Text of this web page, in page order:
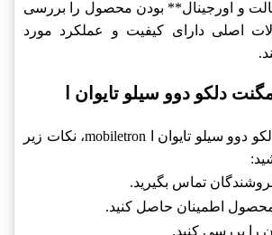
و اورجینال** بودن محصول را بررسی
اصلی دارای کیفیت و عملکرد مورد
دلکو دوو سیلو تایوان ا
برای خرید مگنت دلکو دوو سیلو تایوان ا mobiletron، نکات زیر
تماس بگیرید.
اطمینان حاصل کنید.
را بررسی کنید.